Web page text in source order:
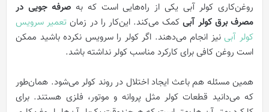
روغن‌کاری کولر آبی یکی از راه‌هایی است که به صرفه جویی در
مصرف برق کولر آبیکمک می‌کند. این‌کار را در زمان تعمیر سرویس
کولر آبینیز انجام می‌دهند. اگر کولر را سرویس نکرده باشید ممکن
است روغن کافی برای کارکرد مناسب کولر نداشته باشد.
همین مسئله هم باعث ایجاد اختلال در روند کولر می‌شود. همان‌طور
که می‌‌دانید قطعات کولر مثل پروانه و موتور، فلزی هستند. برای